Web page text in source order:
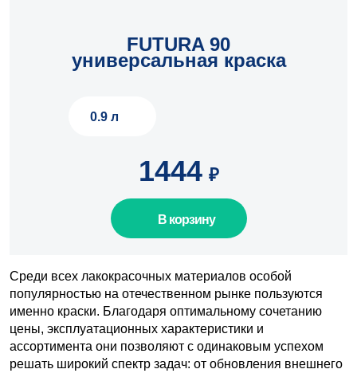
FUTURA 90
универсальная краска
0.9 л
1444 ₽
В корзину
Среди всех лакокрасочных материалов особой
популярностью на отечественном рынке пользуются
именно краски. Благодаря оптимальному сочетанию
цены, эксплуатационных характеристики и
ассортимента они позволяют с одинаковым успехом
решать широкий спектр задач: от обновления внешнего